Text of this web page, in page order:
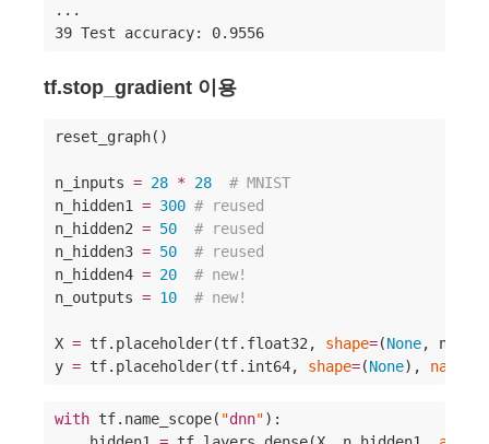
...
39 Test accuracy: 0.9556
tf.stop_gradient 이용
reset_graph()
n_inputs = 28 * 28 # MNIST
n_hidden1 = 300 # reused
n_hidden2 = 50 # reused
n_hidden3 = 50 # reused
n_hidden4 = 20 # new!
n_outputs = 10 # new!
X = tf.placeholder(tf.float32, shape=(None,
y = tf.placeholder(tf.int64, shape=(None), name
with tf.name_scope( "dnn"):